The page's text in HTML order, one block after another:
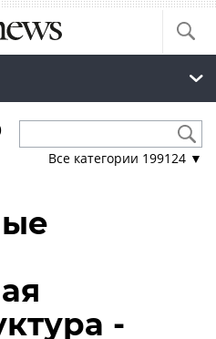
Все категории 199124 ▼
-